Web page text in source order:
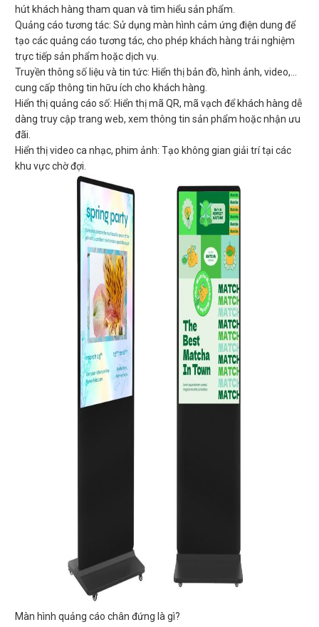
hút khách hàng tham quan và tìm hiểu sản phẩm.
Quảng cáo tương tác: Sử dụng màn hình cảm ứng điện dung để
tạo các quảng cáo tương tác, cho phép khách hàng trải nghiệm
trực tiếp sản phẩm hoặc dịch vụ.
Truyền thông số liệu và tin tức: Hiển thị bản đồ, hình ảnh, video,…
cung cấp thông tin hữu ích cho khách hàng.
Hiển thị quảng cáo số: Hiển thị mã QR, mã vạch để khách hàng dễ
dàng truy cập trang web, xem thông tin sản phẩm hoặc nhận ưu
đãi.
Hiển thị video ca nhạc, phim ảnh: Tạo không gian giải trí tại các
khu vực chờ đợi.
Màn hình quảng cáo chân đứng là gì?